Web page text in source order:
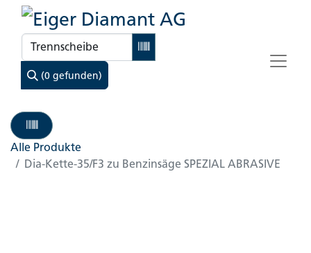
(0 gefunden)
Alle Produkte
Dia-Kette-35/F3 zu Benzinsäge SPEZIAL ABRASIVE